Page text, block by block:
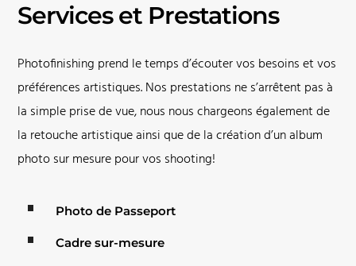
Services et Prestations
Photofinishing prend le temps d’écouter vos besoins et vos
préférences artistiques. Nos prestations ne s’arrêtent pas à
la simple prise de vue, nous nous chargeons également de
la retouche artistique ainsi que de la création d’un album
photo sur mesure pour vos shooting!
Photo de Passeport
Cadre sur-mesure